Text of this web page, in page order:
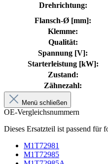
Drehrichtung:
Flansch-Ø [mm]:
Klemme:
Qualität:
Spannung [V]:
Starterleistung [kW]:
Zustand:
Zähnezahl:
Menü schließen
OE-Vergleichsnummern
Dieses Ersatzteil ist passend für
M1T72981
M1T72985